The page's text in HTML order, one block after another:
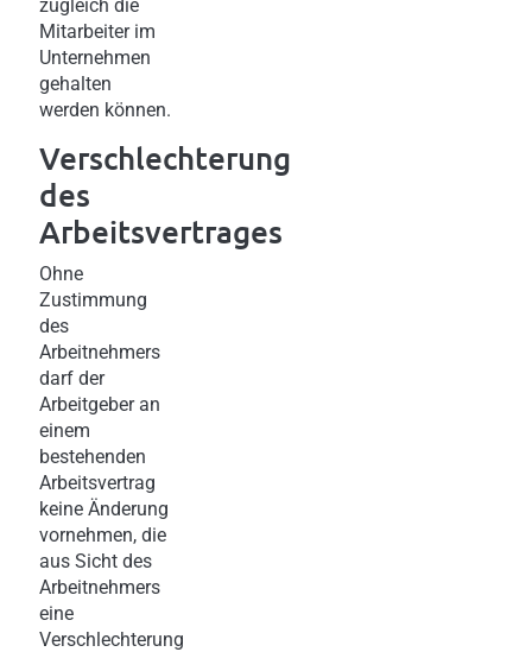
zugleich die
Mitarbeiter im
Unternehmen
gehalten
werden können.
Verschlechterung
des
Arbeitsvertrages
Ohne
Zustimmung
des
Arbeitnehmers
darf der
Arbeitgeber an
einem
bestehenden
Arbeitsvertrag
keine Änderung
vornehmen, die
aus Sicht des
Arbeitnehmers
eine
Verschlechterung